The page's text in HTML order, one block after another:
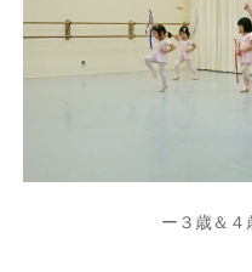
ー３歳＆４